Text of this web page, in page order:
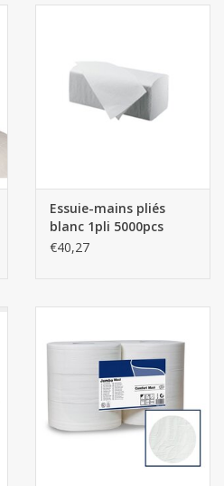
Essuie-mains pliés
blanc 1pli 5000pcs
€40,27